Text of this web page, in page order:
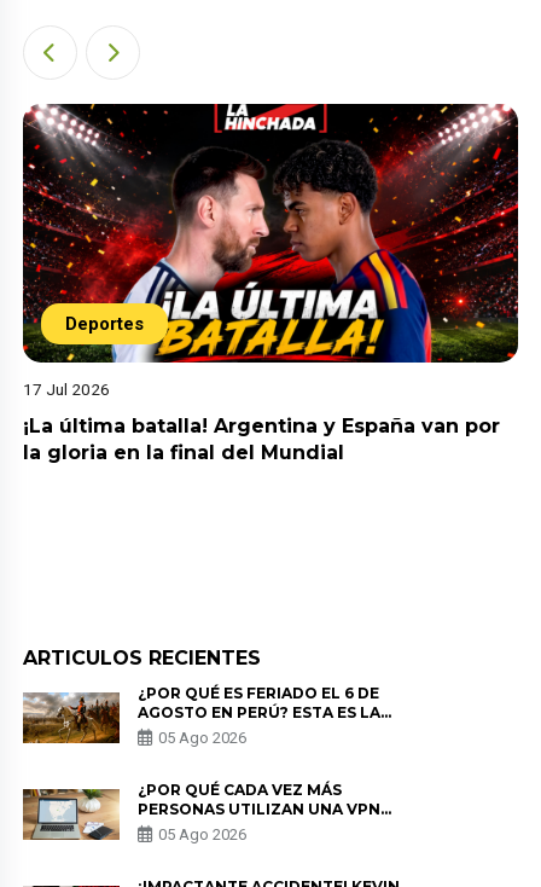
Deportes
17 Jul 2026
¡La última batalla! Argentina y España van por
la gloria en la final del Mundial
ARTICULOS RECIENTES
¿POR QUÉ ES FERIADO EL 6 DE
AGOSTO EN PERÚ? ESTA ES LA
HISTORIA
05 Ago 2026
¿POR QUÉ CADA VEZ MÁS
PERSONAS UTILIZAN UNA VPN
PARA PROTEGER SU
PRIVACIDAD?
05 Ago 2026